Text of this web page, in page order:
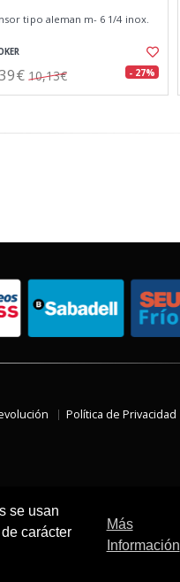
se usan
carácter
Más
Información
tipo aleman m- 6 1/4 inox.
10,13€ - 27%
Política de Privacidad